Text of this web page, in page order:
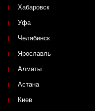
Хабаровск
Уфа
Челябинск
Ярославль
Алматы
Астана
Киев